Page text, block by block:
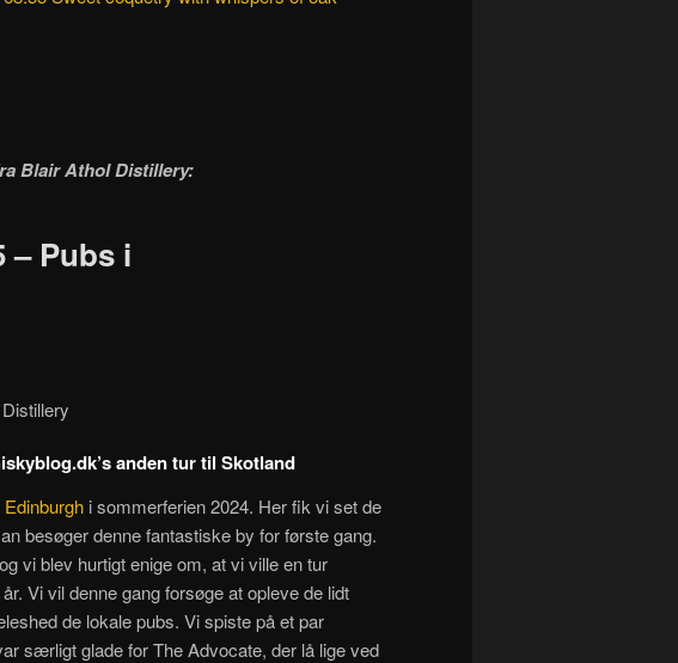
Blair Athol Distillery:
– Pubs i
anden tur til Skotland
Edinburgh i sommerferien 2024. Her fik vi set de
besøger denne fantastiske by for første gang.
vi blev hurtigt enige om, at vi ville en tur
Vi vil denne gang forsøge at opleve de lidt
de lokale pubs. Vi spiste på et par
særligt glade for The Advocate, der lå lige ved